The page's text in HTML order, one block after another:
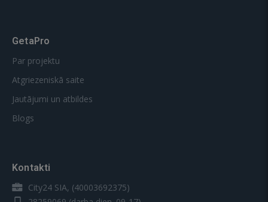
GetaPro
Par projektu
Atgriezeniskā saite
Jautājumi un atbildes
Blogs
Kontakti
City24 SIA, (40003692375)